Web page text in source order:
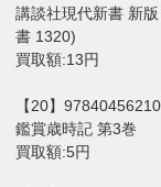
講談社現代新書 新
書 1320)
買取額:13円
【20】
鑑賞歳時記 第3巻
買取額:5円